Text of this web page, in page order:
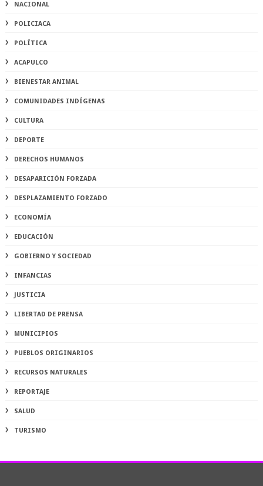
NACIONAL
POLICIACA
POLÍTICA
ACAPULCO
BIENESTAR ANIMAL
COMUNIDADES INDÍGENAS
CULTURA
DEPORTE
DERECHOS HUMANOS
DESAPARICIÓN FORZADA
DESPLAZAMIENTO FORZADO
ECONOMÍA
EDUCACIÓN
GOBIERNO Y SOCIEDAD
INFANCIAS
JUSTICIA
LIBERTAD DE PRENSA
MUNICIPIOS
PUEBLOS ORIGINARIOS
RECURSOS NATURALES
REPORTAJE
SALUD
TURISMO